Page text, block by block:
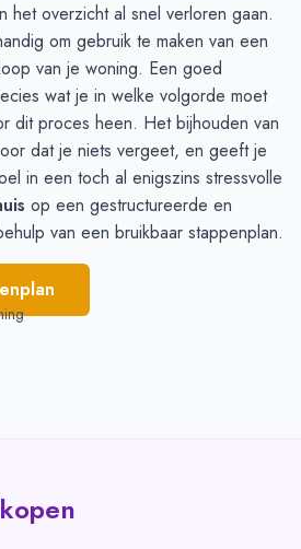
7
5
het overzicht al snel verloren gaan.
om gebruik te maken van een
van je woning. Een goed
wat je in welke volgorde moet
dit proces heen. Het bijhouden van
dat je niets vergeet, en geeft je
in een toch al enigszins stressvolle
op een gestructureerde en
van een bruikbaar stappenplan.